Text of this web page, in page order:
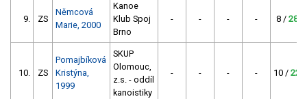
9. ZS
Němcová
Marie, 2000
Kanoe
Klub Spoj
Brno
- - - - 8 / 28
10. ZS
Pomajbíková
Kristýna,
1999
SKUP
Olomouc,
z.s. - oddíl
kanoistiky
- - - - 10 / 22